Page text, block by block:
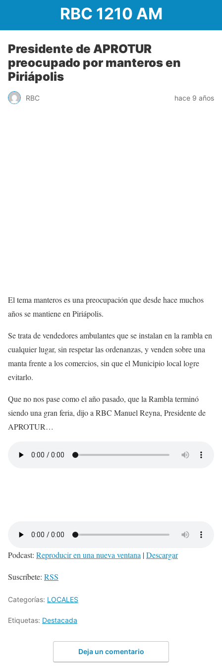
RBC 1210 AM
Presidente de APROTUR
preocupado por manteros en
Piriápolis
RBC hace 9 años
El tema manteros es una preocupación que desde hace muchos
años se mantiene en Piriápolis.
Se trata de vendedores ambulantes que se instalan en la rambla en
cualquier lugar, sin respetar las ordenanzas, y venden sobre una
manta frente a los comercios, sin que el Municipio local logre
evitarlo.
Que no nos pase como el año pasado, que la Rambla terminó
siendo una gran feria, dijo a RBC Manuel Reyna, Presidente de
APROTUR…
Podcast: Reproducir en una nueva ventana |Descargar
Suscríbete: RSS
Categorías: LOCALES
Etiquetas: Destacada
Deja un comentario